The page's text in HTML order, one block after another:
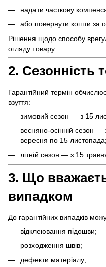
надати часткову
або повернути кошти за
Рішення щодо способу
огляду товару.
2. Сезонність
Гарантійний термін
взуття:
зимовий сезон — з 15
весняно-осінній сезон
вересня по 15 листопада;
літній сезон — з 15
3. Що
випадком
До гарантійних випадків
відклеювання підошви;
розходження швів;
дефекти матеріалу;